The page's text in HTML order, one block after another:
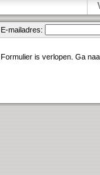
E-mailadres:
Formulier is verlopen. Ga